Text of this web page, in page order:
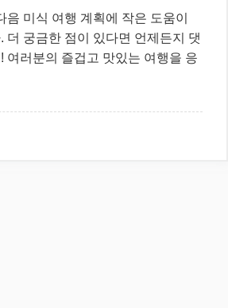
음 미식 여행 계획에 작은 도움이
더 궁금한 점이 있다면 언제든지 댓
여러분의 즐겁고 맛있는 여행을 응